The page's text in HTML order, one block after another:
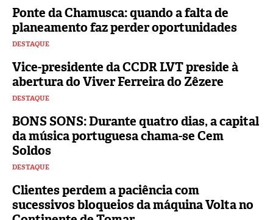
Ponte da Chamusca: quando a falta de
planeamento faz perder oportunidades
DESTAQUE
Vice-presidente da CCDR LVT preside à
abertura do Viver Ferreira do Zêzere
DESTAQUE
BONS SONS: Durante quatro dias, a capital
da música portuguesa chama-se Cem
Soldos
DESTAQUE
Clientes perdem a paciência com
sucessivos bloqueios da máquina Volta no